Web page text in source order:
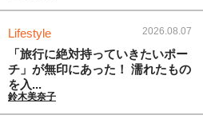
Lifestyle 2026.08.07
「旅行に絶対持っていきたいポー
チ」が無印にあった！ 濡れたもの
を入...
鈴木美奈子